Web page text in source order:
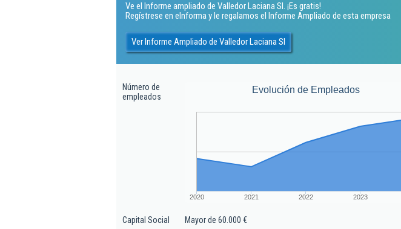
Ve el Informe ampliado de Valledor Laciana Sl. ¡Es gratis!
Regístrese en eInforma y le regalamos el Informe Ampliado de esta empresa
Ver Informe Ampliado de Valledor Laciana Sl
Número de
empleados
Evolución de Empleados
2020 2021 2022 2023
Capital Social Mayor de 60.000 €